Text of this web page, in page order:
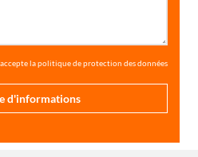
la politique de protection des données